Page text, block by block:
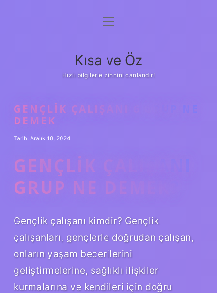
Anasayfa
Yasal Uyarı
menüyü
Kısa ve Öz
Hızlı bilgilerle zihnini canlandır!
GENÇLIK ÇALIŞANI 6 GRUP NE
DEMEK
Tarih: Aralık 18, 2024
GENÇLIK ÇALIŞANI
GRUP NE DEMEK?
Gençlik çalışanı kimdir? Gençlik
çalışanları, gençlerle doğrudan çalışan,
onların yaşam becerilerini
geliştirmelerine, sağlıklı ilişkiler
kurmalarına ve kendileri için doğru